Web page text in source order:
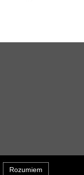
Rozumiem